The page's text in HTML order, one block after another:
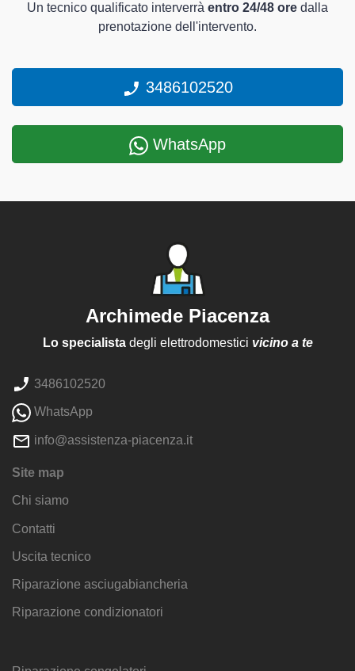
Un tecnico qualificato interverrà entro 24/48 ore dalla
prenotazione dell'intervento.
3486102520
WhatsApp
Archimede Piacenza
Lo specialistadegli elettrodomestici vicino a te
3486102520
WhatsApp
info@assistenza-piacenza.it
Site map
Chi siamo
Contatti
Uscita tecnico
Riparazione asciugabiancheria
Riparazione condizionatori